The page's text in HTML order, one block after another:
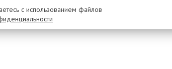
с использованием файлов